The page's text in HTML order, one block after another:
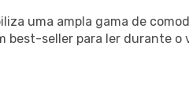
uma ampla gama de
best-seller para ler durante o